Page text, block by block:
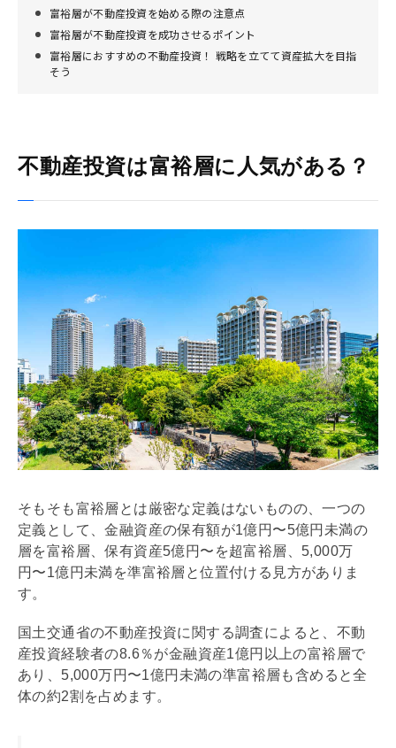
富裕層が不動産投資を始める際の注意点
富裕層が不動産投資を成功させるポイント
富裕層におすすめの不動産投資！ 戦略を立てて資産拡大を目指
そう
不動産投資は富裕層に人気がある？
そもそも富裕層とは厳密な定義はないものの、一つの
定義として、金融資産の保有額が1億円〜5億円未満の
層を富裕層、保有資産5億円〜を超富裕層、5,000万
円〜1億円未満を準富裕層と位置付ける見方がありま
す。
国土交通省の不動産投資に関する調査によると、不動
産投資経験者の8.6％が金融資産1億円以上の富裕層で
あり、5,000万円〜1億円未満の準富裕層も含めると全
体の約2割を占めます。